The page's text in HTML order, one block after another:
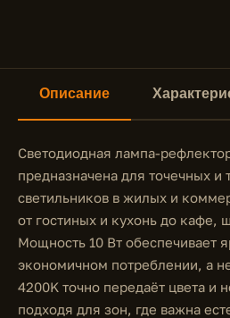
Описание
Светодиодная лампа-
предназначена для точечных и
светильников в жилых и
от гостиных и кухонь до кафе,
Мощность 10 Вт обеспечивает
экономичном потреблении, а
4200K точно передаёт цвета и
подходя для зон, где важна